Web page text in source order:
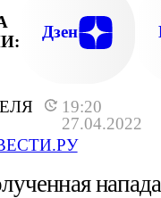
19:20
27.04.2022
Дзен